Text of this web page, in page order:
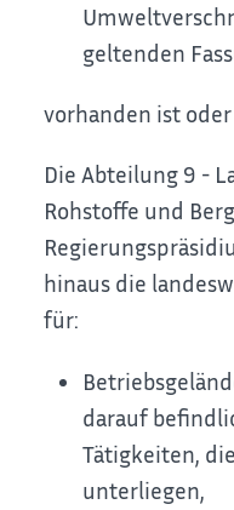
geltenden
vorhanden ist
Die Abteilung 9 -
Rohstoffe und
hinaus die
für:
darauf
Tätigkeiten,
unterliegen,